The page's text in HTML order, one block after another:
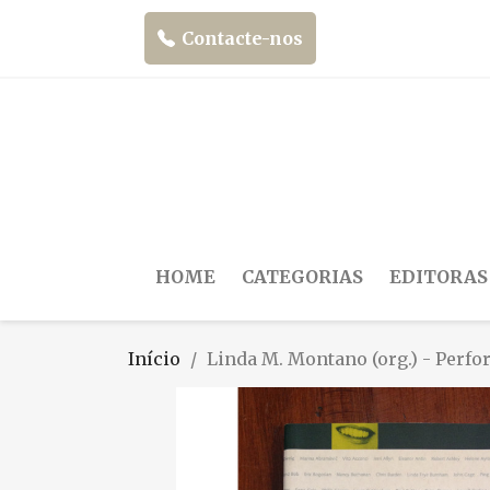
Contacte-nos
HOME CATEGORIAS EDITORAS
Início Linda M. Montano (org.) -